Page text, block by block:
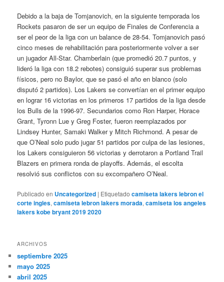
Debido a la baja de Tomjanovich, en la siguiente temporada los
Rockets pasaron de ser un equipo de Finales de Conferencia a
ser el peor de la liga con un balance de 28-54. Tomjanovich pasó
cinco meses de rehabilitación para posteriormente volver a ser
un jugador All-Star. Chamberlain (que promedió 20.7 puntos, y
lideró la liga con 18.2 rebotes) consiguió superar sus problemas
físicos, pero no Baylor, que se pasó el año en blanco (solo
disputó 2 partidos). Los Lakers se convertían en el primer equipo
en lograr 16 victorias en los primeros 17 partidos de la liga desde
los Bulls de la 1996-97. Secundarios como Ron Harper, Horace
Grant, Tyronn Lue y Greg Foster, fueron reemplazados por
Lindsey Hunter, Samaki Walker y Mitch Richmond. A pesar de
que O’Neal solo pudo jugar 51 partidos por culpa de las lesiones,
los Lakers consiguieron 56 victorias y derrotaron a Portland Trail
Blazers en primera ronda de playoffs. Además, el escolta
resolvió sus conflictos con su excompañero O’Neal.
Publicado en Uncategorized | Etiquetado camiseta lakers lebron el
corte ingles,camiseta lebron lakers morada,camiseta los angeles
lakers kobe bryant 2019 2020
ARCHIVOS
septiembre 2025
mayo 2025
abril 2025